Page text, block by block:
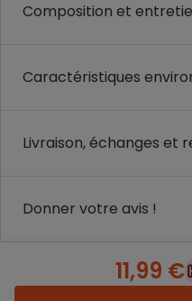
Composition et
Caractéristiques
Livraison, échanges et
Donner votre avis !
11,99 €